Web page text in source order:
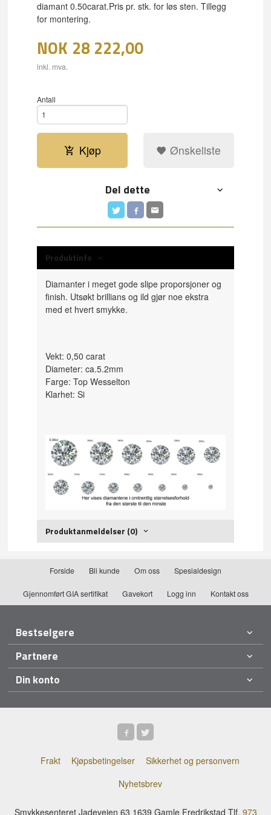
diamant 0.50carat.Pris pr. stk. for løs sten. Tillegg
for montering.
NOK 28 222,00
inkl. mva.
Antall
Kjøp Ønskeliste
Del dette
Produktinfo
Diamanter i meget gode slipe proporsjoner og
finish. Utsøkt brillians og ild gjør noe ekstra
med et hvert smykke.
Vekt: 0,50 carat
Diameter: ca.5.2mm
Farge: Top Wesselton
Klarhet: Si
Produktanmeldelser (0)
Forside Bli kunde Om oss Spesialdesign
Gjennomført GIA sertifikat Gavekort Logg inn Kontakt oss
Bestselgere
Partnere
Din konto
Frakt Kjøpsbetingelser
Sikkerhet og personvern
Nyhetsbrev
Smykkesenteret Jadeveien 63 1639 Gamle Fredrikstad Tlf. 973